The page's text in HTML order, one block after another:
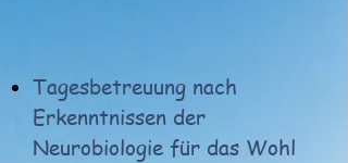
Tagesbetreuung nach
Erkenntnissen der
Neurobiologie für das Wohl